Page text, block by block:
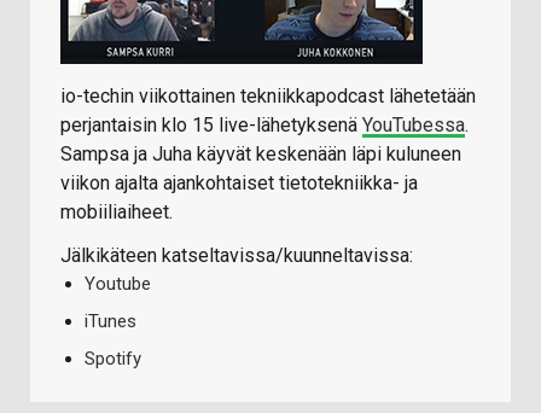
io-techin viikottainen tekniikkapodcast lähetetään
perjantaisin klo 15 live-lähetyksenä YouTubessa.
Sampsa ja Juha käyvät keskenään läpi kuluneen
viikon ajalta ajankohtaiset tietotekniikka- ja
mobiiliaiheet.
Jälkikäteen katseltavissa/kuunneltavissa:
Youtube
iTunes
Spotify